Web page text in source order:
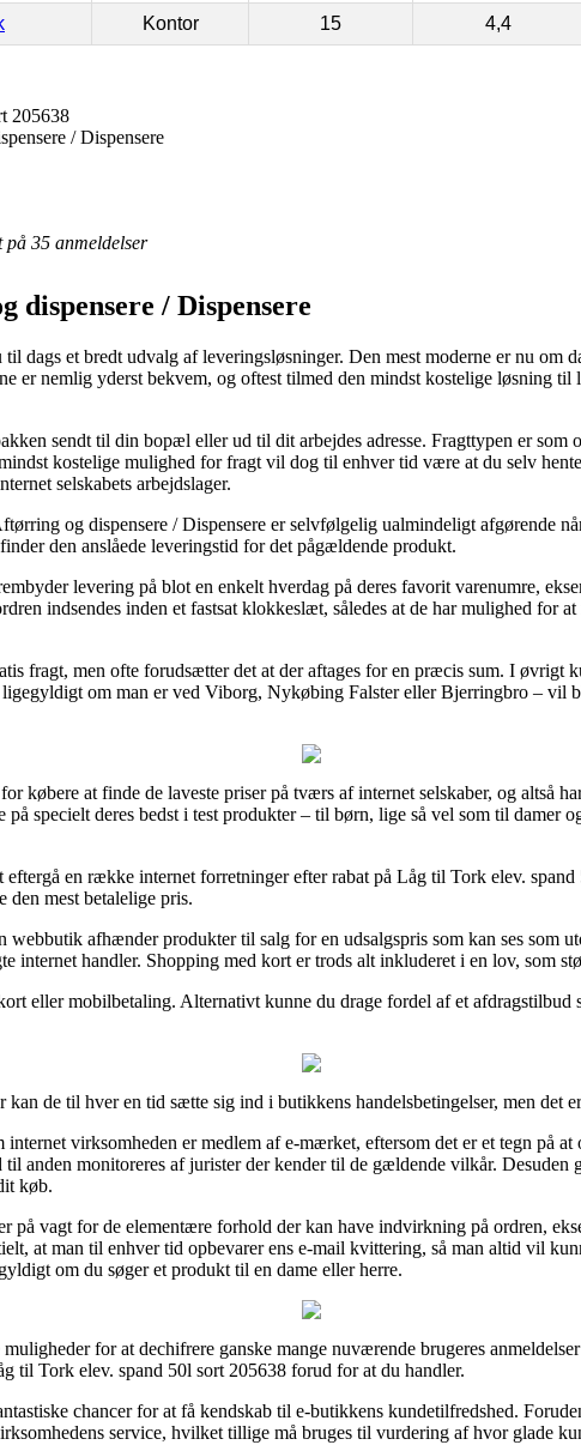
Kontor 15 4,4
205638
/ Dispensere
på 35 anmeldelser
dispensere / Dispensere
dags et bredt udvalg af leveringsløsninger. Den mest moderne er nu om
er nemlig yderst bekvem, og oftest tilmed den mindst kostelige løsning
sendt til din bopæl eller ud til dit arbejdes adresse. Fragttypen er som
kostelige mulighed for fragt vil dog til enhver tid være at du selv
selskabets arbejdslager.
og dispensere / Dispensere er selvfølgelig ualmindeligt afgørende
den anslåede leveringstid for det pågældende produkt.
levering på blot en enkelt hverdag på deres favorit varenumre,
indsendes inden et fastsat klokkeslæt, således at de har mulighed for
fragt, men ofte forudsætter det at der aftages for en præcis sum. I øvrigt
om man er ved Viborg, Nykøbing Falster eller Bjerringbro – vil
købere at finde de laveste priser på tværs af internet selskaber, og altså
på specielt deres bedst i test produkter – til børn, lige så vel som til damer
en række internet forretninger efter rabat på Låg til Tork elev.
den mest betalelige pris.
afhænder produkter til salg for en udsalgspris som kan ses som
internet handler. Shopping med kort er trods alt inkluderet i en lov, som
eller mobilbetaling. Alternativt kunne du drage fordel af et
kan de til hver en tid sætte sig ind i butikkens handelsbetingelser, men det
virksomheden er medlem af e-mærket, eftersom det er et tegn på
anden monitoreres af jurister der kender til de gældende vilkår. Desuden
køb.
på vagt for de elementære forhold der kan have indvirkning på ordren,
at man til enhver tid opbevarer ens e-mail kvittering, så man altid vil
om du søger et produkt til en dame eller herre.
for at dechifrere ganske mange nuværende brugeres
til Tork elev. spand 50l sort 205638 forud for at du handler.
chancer for at få kendskab til e-butikkens kundetilfredshed.
service, hvilket tillige må bruges til vurdering af hvor glade